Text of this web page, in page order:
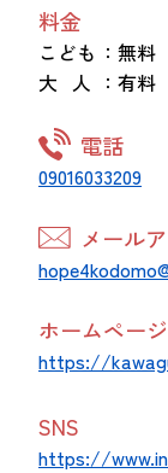
料金
こども ：無料
大 人 ：有
電話
09016033209
メール
ホームページ
https://
SNS
https://